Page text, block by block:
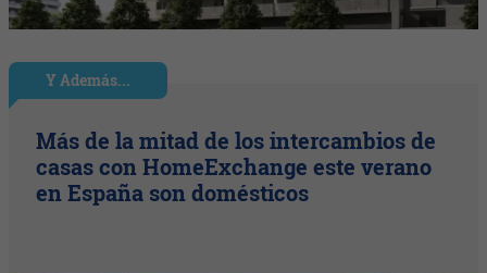
Y Además...
Más de la mitad de los intercambios de
casas con HomeExchange este verano
en España son domésticos